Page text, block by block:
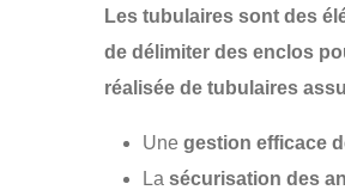
Les tubulaires sont des
de délimiter des enclos
réalisée de tubulaires
Une gestion efficace
La sécurisation des